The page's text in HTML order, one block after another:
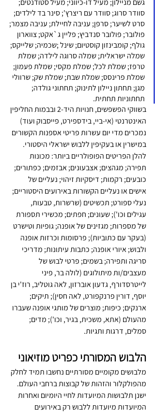
גשם מניילון; מעיל דו-כיווני; מעיל סטודנטים;
סוודר סרוג; סוודר עם ריצרץ'; סינר בד לילדים;
סרט לשיער; סרפן; עניבה לחיילת; עניבה מצמר;
פולובר; פולובר סנדביץ; פליין ג`אקט; צווארון
גולף; קומבינזון קוסטיום; שינל ;שכמיה; שלייקס;
שמלה ישראלית; שמלה סרוגה לילדה; שמלת
טרפז; שמלת לכל; שמלת מקסי; שמלת פעמון;
שמלת פרינסס; שמלת שבת; שמלת שק; שרוולי
מגן; תחתון ניילון לתינוק; תחתוני גולדה;
תחתוניות תחתית.
בשווקי הפשפשים, חנויות היד-2 ובבמות החליפין
האינטרנטי (אי-ביי, בידספירט, פייסבוק ועוד)
נמכרים מדי יום עשרות פריטי אספנות הקשורים
במישרין או בעקיפין ללבוש ישראלי היסטורי.
להלן הפריטים הפופולריים ביותר: מכונות
תפירה; מגהצים; אצבעונים; אבזמים; כפתורים;
כובעים; רקמות; דיסקיות זיהוי; נעליים של
אישים או נעליים הקשורות באירועים היסטוריים;
נעלי ספורט; תכשיטים (שרשרות, טבעות,
עגילים וכו'); שעונים; חפתים; מכשירי תספורת
של מספרות; מגזינים של אופנה; גופיות וטישרט
(בעקר עם כתוביות); פרסומות וכרזות אופנה
ולבוש; איורי אופנה; כתבות עיתונות; מדריכי
סריגה ותפירה; בשמים; פרטי לבוש של
מעצבים/ות מיתולוגים (לולה בר, פיני
לייטרסדורף, גדעון אוברזון, לאה גוטליב, רוז'י בן
יוסף, דורין פרנקפורט, לאה חסין); תיקים;
ארנקים; כיפות; מוצרים של מותגי אופנה שעברו
מהעולם (אתא, משכית, בגיר, וכו'); מדים;
סמלים, דרגות ותגיות.
הלבוש המסורתי כפריט מוזיאוני
מלבושים מקומיים מסורתיים נחשבו תמיד לחלק
מהפולקלור והזהות של קבוצות ברחבי העולם.
ישנן תלבושות המיועדות לחיי היומיום ואחרות
המיועדות מיועדות ללבוש רק באירועים